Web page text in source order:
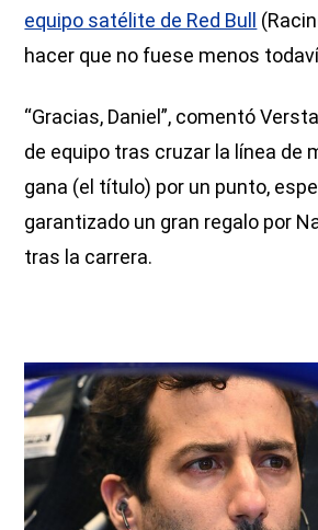
equipo satélite de Red Bull
hacer que no fuese menos
“Gracias, Daniel”, comentó
de equipo tras cruzar la línea de
gana (el título) por un punto,
garantizado un gran regalo por
tras la carrera.